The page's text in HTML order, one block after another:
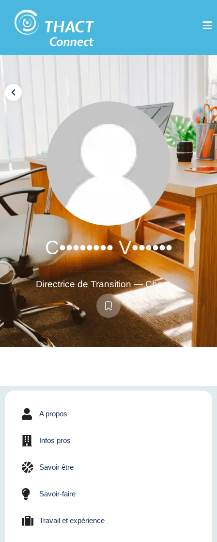
C•••••••• V••••••
Directrice de Transition — Change & Digital Adoption / Transformation & Restructuration
A propos
Infos pros
Savoir être
Savoir-faire
Travail et expérience